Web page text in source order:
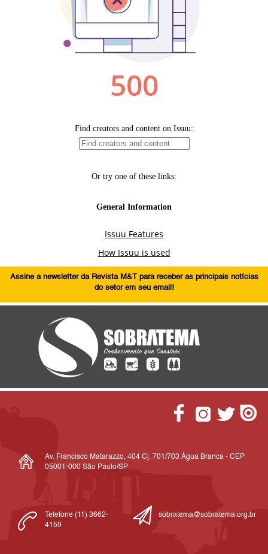
Assine a newsletter da Revista M&T para receber as principais notícias
do setor em seu email!
Av. Francisco Matarazzo, 404 Cj. 701/703 Água Branca - CEP
05001-000 São Paulo/SP
Telefone (11) 3662-
4159
sobratema@sobratema.org.br